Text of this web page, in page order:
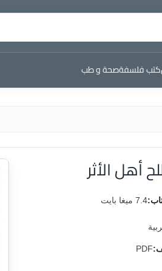
كتب فلسفةصحة و طب
أهل الأثر
7.4 ميغا بايت
PDF